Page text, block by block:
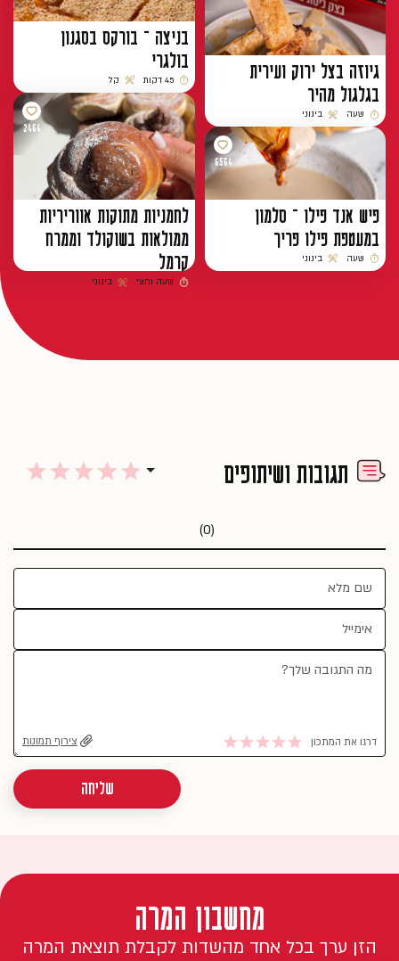
גיוזה בצל ירוק ועירית
בגלגול מהיר
זמן הכנה
שעה
רמת קושי
בינוני
בניצה – בורקס בסגנון
בולגרי
זמן הכנה
45 דקות
רמת קושי
קל
6564
פיש אנד פילו – סלמון
במעטפת פילו פריך
זמן הכנה
שעה
רמת קושי
בינוני
2464
לחמניות מתוקות אווריריות
ממולאות בשוקולד וממרח
קרמל
זמן הכנה
שעה וחצי
רמת קושי
בינוני
תגובות ושיתופים
(0)
דרגו את המתכון צירוף תמונות
שליחה
מחשבון המרה
הזן ערך בכל אחד מהשדות לקבלת תוצאת המרה